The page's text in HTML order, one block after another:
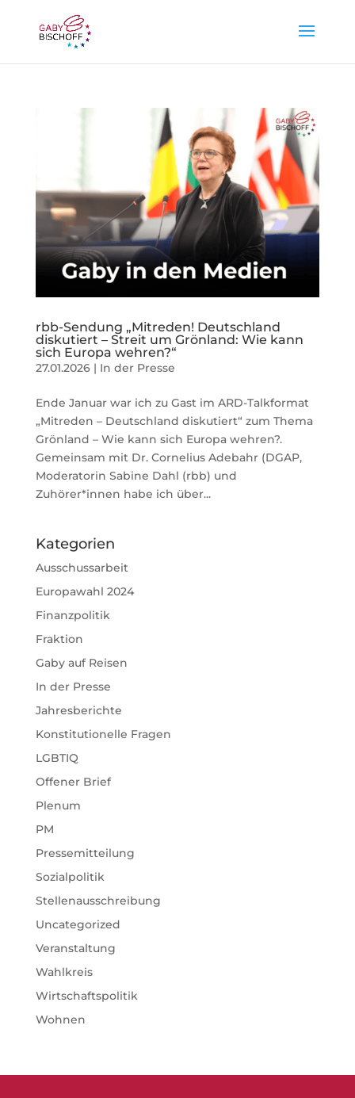
rbb-Sendung „Mitreden! Deutschland
diskutiert – Streit um Grönland: Wie kann
sich Europa wehren?“
27.01.2026| In der Presse
Ende Januar war ich zu Gast im ARD-Talkformat
„Mitreden – Deutschland diskutiert“ zum Thema
Grönland – Wie kann sich Europa wehren?.
Gemeinsam mit Dr. Cornelius Adebahr (DGAP,
Moderatorin Sabine Dahl (rbb) und
Zuhörer*innen habe ich über...
Kategorien
Ausschussarbeit
Europawahl 2024
Finanzpolitik
Fraktion
Gaby auf Reisen
In der Presse
Jahresberichte
Konstitutionelle Fragen
LGBTIQ
Offener Brief
Plenum
PM
Pressemitteilung
Sozialpolitik
Stellenausschreibung
Uncategorized
Veranstaltung
Wahlkreis
Wirtschaftspolitik
Wohnen